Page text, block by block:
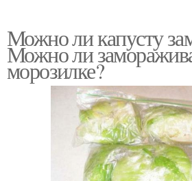
Можно ли капусту
Можно ли
морозилке?